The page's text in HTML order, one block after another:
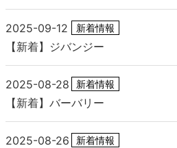
2025-09-12 新着情報
【新着】ジバンジー
2025-08-28 新着情報
【新着】バーバリー
2025-08-26 新着情報